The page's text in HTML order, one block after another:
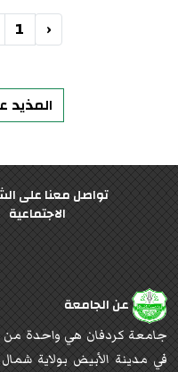
‹
1
المذيد
تواصل معنا على
الاجتماعية
عن الجامعة
جامعة كردفان هي واحدة من